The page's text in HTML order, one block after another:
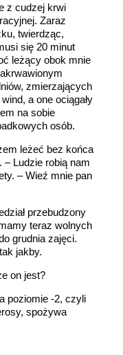
z cudzej krwi
Zaraz
twierdząc,
się 20 minut
leżący obok mnie
zmierzających
a one ociągały
na sobie
osób.
leżeć bez końca
– Ludzie robią nam
– Wieź mnie pan
przebudzony
teraz wolnych
grudnia zajęci.
jakby.
on jest?
poziomie -2, czyli
spożywa